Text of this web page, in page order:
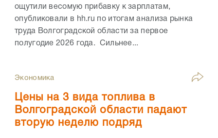
ощутили весомую прибавку к зарплатам,
опубликовали в hh.ru по итогам анализа рынка
труда Волгоградской области за первое
полугодие 2026 года. Сильнее...
Экономика
Цены на 3 вида топлива в
Волгоградской области падают
вторую неделю подряд